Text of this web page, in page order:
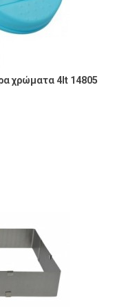
χρώματα 4lt 14805